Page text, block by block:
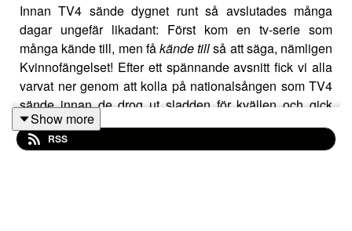
Innan TV4 sände dygnet runt så avslutades många
dagar ungefär likadant: Först kom en tv-serie som
många kände till, men fåkände tillså att säga, nämligen
Kvinnofängelset! Efter ett spännande avsnitt fick vi alla
varvat ner genom att kolla på nationalsången som TV4
sände innan de drog ut sladden för kvällen och gick
hem.
Show more
RSS